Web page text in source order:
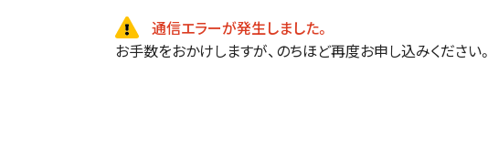
通信エラーが発生しました。
お手数をおかけしますが、のちほど再度お申し込みください。